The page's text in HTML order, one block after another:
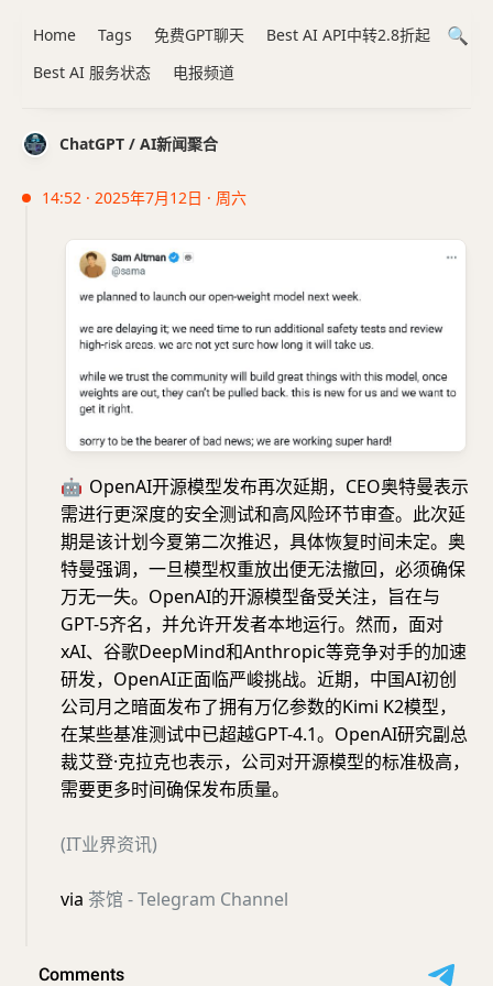
ChatGPT / AI新闻聚合
14:52 · 2025年7月12日 · 周六
🤖 OpenAI开源模型发布再次延期，CEO奥特曼表示
需进行更深度的安全测试和高风险环节审查。此次延
期是该计划今夏第二次推迟，具体恢复时间未定。奥
特曼强调，一旦模型权重放出便无法撤回，必须确保
万无一失。OpenAI的开源模型备受关注，旨在与
GPT-5齐名，并允许开发者本地运行。然而，面对
xAI、谷歌DeepMind和Anthropic等竞争对手的加速
研发，OpenAI正面临严峻挑战。近期，中国AI初创
公司月之暗面发布了拥有万亿参数的Kimi K2模型，
在某些基准测试中已超越GPT-4.1。OpenAI研究副总
裁艾登·克拉克也表示，公司对开源模型的标准极高，
需要更多时间确保发布质量。
(IT业界资讯)
via 茶馆 - Telegram Channel
Home Tags 免费GPT聊天
Best AI API中转2.8折起
Best AI 服务状态
电报频道